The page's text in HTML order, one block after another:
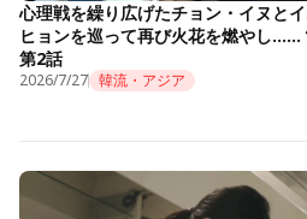
心理戦を繰り広げたチョン・イヌと
ヒョンを巡って再び火花を燃やし……
第2話
2026/7/27 韓流・アジア